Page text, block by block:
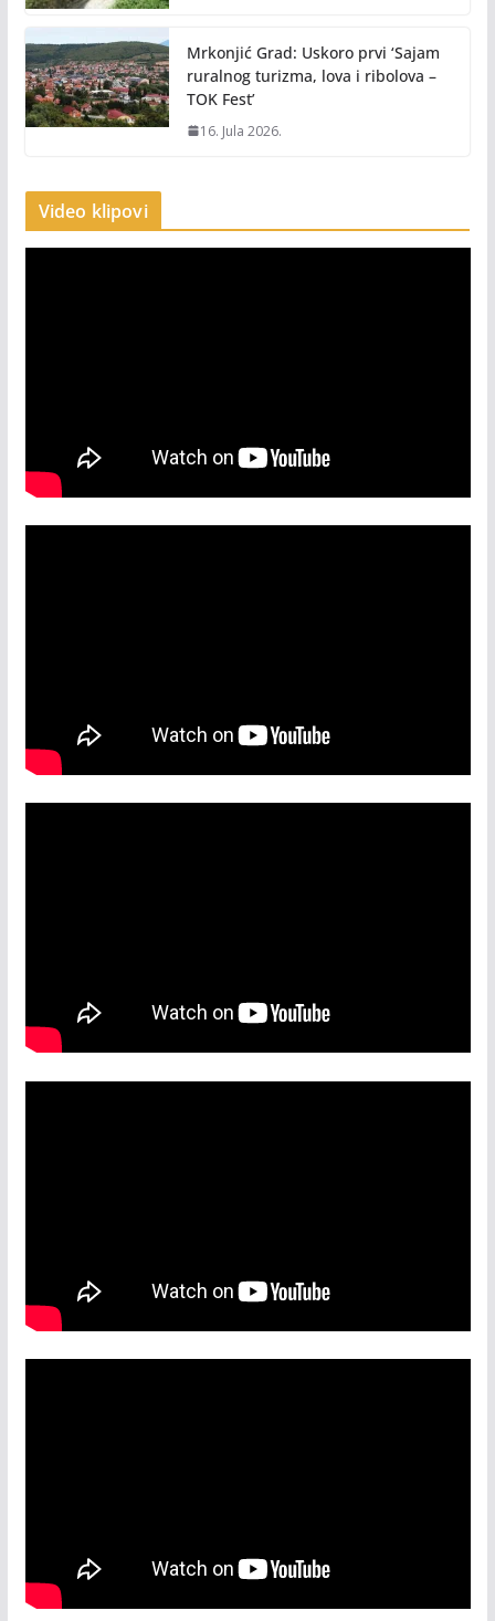
Mrkonjić Grad: Uskoro prvi ‘Sajam
ruralnog turizma, lova i ribolova –
TOK Fest’
16. Jula 2026.
Video klipovi